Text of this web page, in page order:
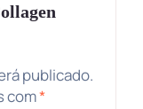
publicado.
com*